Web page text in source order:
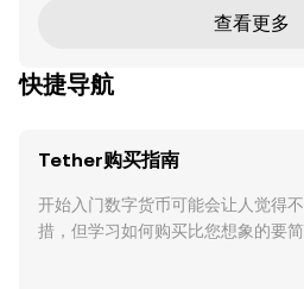
特币及更广泛的去中心化生态系统的承诺
比特币的未来意味着什么？又如何反映出
查看更多
快捷导航
Tether购买指南
开始入门数字货币可能会让人觉得
措，但学习如何购买比您想象的要简